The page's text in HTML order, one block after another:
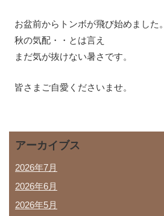
お盆前からトンボが飛び始めました。
秋の気配・・とは言え
まだ気が抜けない暑さです。
皆さまご自愛くださいませ。
アーカイブス
2026年7月
2026年6月
2026年5月